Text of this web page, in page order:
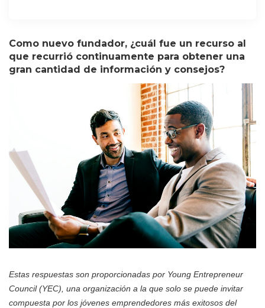
Como nuevo fundador, ¿cuál fue un recurso al
que recurrió continuamente para obtener una
gran cantidad de información y consejos?
Estas respuestas son proporcionadas por Young Entrepreneur
Council (YEC), una organización a la que solo se puede invitar
compuesta por los jóvenes emprendedores más exitosos del